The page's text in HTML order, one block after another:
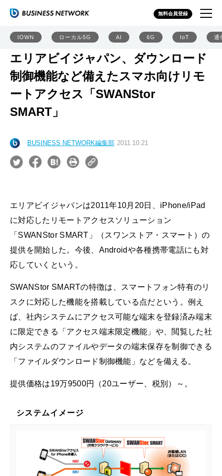
無料会員登録
IOWN ローカル5G AI 6G IoT 通
エリアビイジャパン、ダウンロード
制御機能など備えたスマホ向けリモ
ートアクセス「SWANStor
SMART」
BUSINESS NETWORK編集部 2011.10.21
エリアビイジャパンは2011年10月20日、iPhone/iPad
に対応したリモートアクセスソリューション
「SWANStor SMART」（スワンストア・スマート）の
提供を開始した。今後、Androidや各種携帯電話にも対
応していくという。
SWANStor SMARTの特徴は、スマートフォン特有のリ
スクに対応した機能を搭載している点だという。例え
ば、社内システムにアクセス可能な端末を登録済み端末
に限定できる「アクセス端末限定機能」や、閲覧した社
内システムのファイルやデータの端末保存を制御できる
「ファイルダウンロード制御機能」などを備える。
提供価格は19万9500円（20ユーザー、税別）～。
システムイメージ